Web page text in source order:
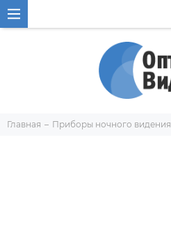
Главная Приборы ночного видения